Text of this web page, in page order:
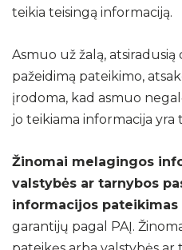
teikia teisingą informaciją.
Asmuo už žalą,
pažeidimą pateikimo,
įrodoma, kad asmuo
jo teikiama informacija yra
Žinomai melagingos
valstybės ar tarnybos
informacijos pateikimas
garantijų pagal PAĮ.